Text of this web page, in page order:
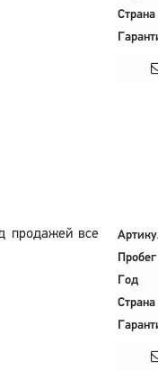
Страна
продажей все
Пробег
Год
Страна